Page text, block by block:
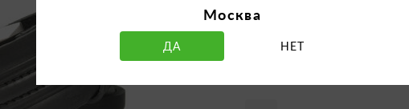
Москва
ДА НЕТ